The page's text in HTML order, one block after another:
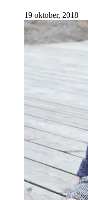
19 oktober, 2018